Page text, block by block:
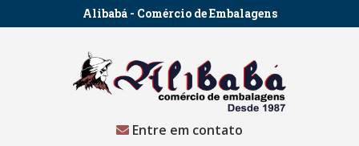
Alibabá - Comércio de Embalagens
Entre em contato